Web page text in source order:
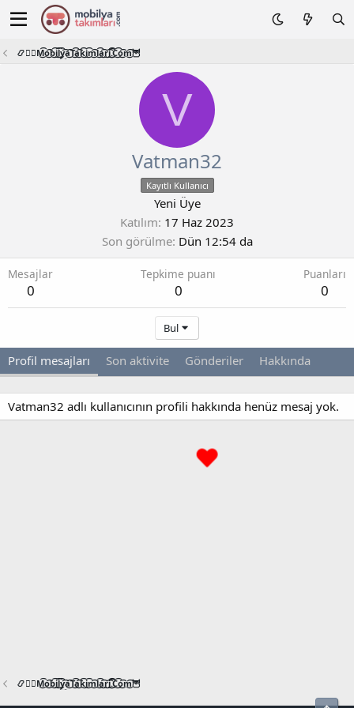
📿🧙‍♂️M͜͡o͜͡b͜͡i͜͡l͜͡y͜͡a͜͡T͜͡a͜͡k͜͡i͜͡m͜͡l͜͡a͜͡r͜͡i͜͡.͜͡C͜͡o͜͡m͜͡🦉
V
Vatman32
Kayıtlı Kullanıcı
Yeni Üye
Katılım 17 Haz 2023
Son görülme Dün 12:54 da
Mesajlar
0
Tepkime puanı
0
Puanları
0
Bul
Profil mesajları Son aktivite Gönderiler Hakkında
Vatman32 adlı kullanıcının profili hakkında henüz mesaj yok.
📿🧙‍♂️M͜͡o͜͡b͜͡i͜͡l͜͡y͜͡a͜͡T͜͡a͜͡k͜͡i͜͡m͜͡l͜͡a͜͡r͜͡i͜͡.͜͡C͜͡o͜͡m͜͡🦉